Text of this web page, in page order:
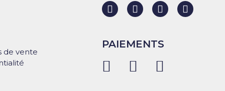
de vente
PAIEMENTS